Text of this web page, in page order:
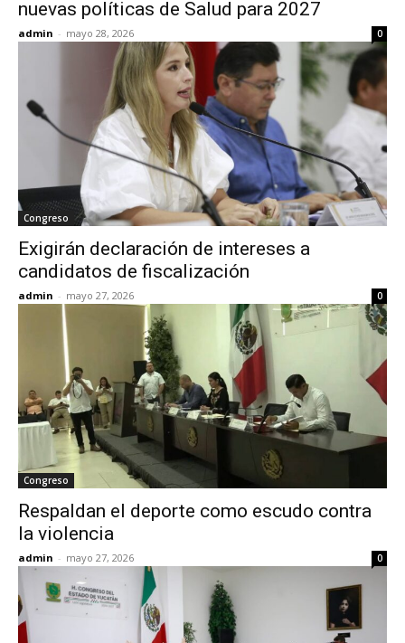
nuevas políticas de Salud para 2027
admin - mayo 28, 2026 0
Congreso
Exigirán declaración de intereses a
candidatos de fiscalización
admin - mayo 27, 2026 0
Congreso
Respaldan el deporte como escudo contra
la violencia
admin - mayo 27, 2026 0